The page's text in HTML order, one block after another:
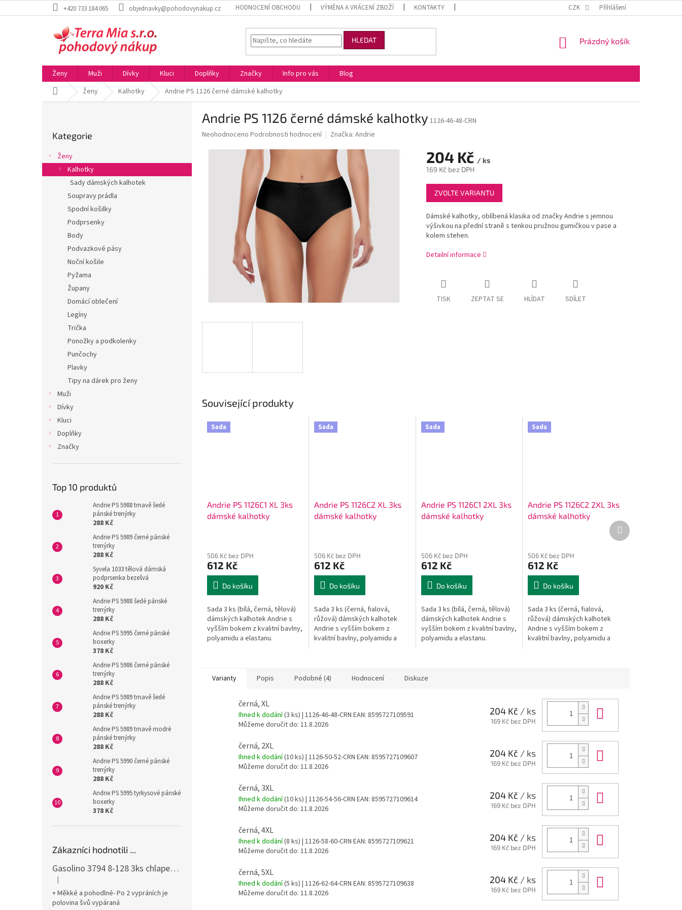
na
+420 733 184 065 objednavky@pohodovynakup.cz HODNOCENÍ OBCHODU VÝMĚNA A VRÁCENÍ ZBOŽÍ KONTAKTY OBCHODNÍ PODMÍNKY VELKOOBCHOD
CZK Přihlášení
HLEDAT
NÁKUPNÍ
Prázdný košík
Ženy Muži Dívky Kluci Doplňky Značky Info pro vás
Blog
Domů Ženy Kalhotky Andrie PS 1126 černé dámské kalhotky
a
n
kategorie
Kategorie
Ženy
Kalhotky
Sady dámských kalhotek
Soupravy prádla
Spodní košilky
Podprsenky
Body
Podvazkové pásy
Noční košile
Pyžama
Župany
Domácí oblečení
Legíny
Trička
Ponožky a podkolenky
Punčochy
Plavky
Tipy na dárek pro ženy
Muži
Dívky
Kluci
Doplňky
Značky
Top 10 produktů
Andrie PS 5988 tmavě šedé
pánské trenýrky
288 Kč
Andrie PS 5989 černé pánské
trenýrky
288 Kč
Syvela 1033 tělová dámská
podprsenka bezešvá
920 Kč
Andrie PS 5988 šedé pánské
trenýrky
288 Kč
Andrie PS 5995 černé pánské
boxerky
378 Kč
Andrie PS 5986 černé pánské
trenýrky
288 Kč
Andrie PS 5989 tmavě šedé
pánské trenýrky
288 Kč
Andrie PS 5989 tmavě modré
pánské trenýrky
288 Kč
Andrie PS 5990 černé pánské
trenýrky
288 Kč
Andrie PS 5995 tyrkysové pánské
boxerky
378 Kč
Zákazníci hodnotili ...
Gasolino 3794 8-128 3ks chlapecké boxerky
Hodnocení produktu je 3 z 5 hvězdiček.
|
+ Měkké a pohodlné- Po 2 vypráních je
polovina švů vypáraná
Andrie PS 1126 černé dámské kalhotky 1126-46-48-CRN
Průměrné
Neohodnoceno Podrobnosti hodnocení Značka: Andrie
204 Kč / ks
169 Kč bez DPH
Měrná
cena:
ZVOLTE VARIANTU
Dámské kalhotky, oblíbená klasika od značky Andrie s jemnou
výšivkou na přední straně s tenkou pružnou gumičkou v pase a
kolem stehen.
Detailní informace
TISK ZEPTAT SE HLÍDAT SDÍLET
Související produkty
Sada
Andrie PS 1126C1 XL 3ks
dámské kalhotky
506 Kč bez DPH
612 Kč
Do košíku
Sada 3 ks (bílá, černá, tělová)
dámských kalhotek Andrie s
vyšším bokem z kvalitní bavlny,
polyamidu a elastanu.
Sada
Andrie PS 1126C2 XL 3ks
dámské kalhotky
506 Kč bez DPH
612 Kč
Do košíku
Sada 3 ks (černá, fialová,
růžová) dámských kalhotek
Andrie s vyšším bokem z
kvalitní bavlny, polyamidu a
Sada
Andrie PS 1126C1 2XL 3ks
dámské kalhotky
506 Kč bez DPH
612 Kč
Do košíku
Sada 3 ks (bílá, černá, tělová)
dámských kalhotek Andrie s
vyšším bokem z kvalitní bavlny,
polyamidu a elastanu.
Sada
Andrie PS 1126C2 2XL 3ks
dámské kalhotky
506 Kč bez DPH
612 Kč
Do košíku
Sada 3 ks (černá, fialová,
růžová) dámských kalhotek
Andrie s vyšším bokem z
kvalitní bavlny, polyamidu a
Další
produkt
Varianty Popis Podobné (4) Hodnocení Diskuze
černá, XL
Ihned k dodání(3 ks) | 1126-46-48-CRN EAN: 8595727109591
Můžeme doručit do: 11.8.2026
204 Kč / ks
169 Kč bez DPH
černá, 2XL
Ihned k dodání(10 ks) | 1126-50-52-CRN EAN: 8595727109607
Můžeme doručit do: 11.8.2026
204 Kč / ks
169 Kč bez DPH
černá, 3XL
Ihned k dodání(10 ks) | 1126-54-56-CRN EAN: 8595727109614
Můžeme doručit do: 11.8.2026
204 Kč / ks
169 Kč bez DPH
černá, 4XL
Ihned k dodání(8 ks) | 1126-58-60-CRN EAN: 8595727109621
Můžeme doručit do: 11.8.2026
204 Kč / ks
169 Kč bez DPH
černá, 5XL
Ihned k dodání(5 ks) | 1126-62-64-CRN EAN: 8595727109638
Můžeme doručit do: 11.8.2026
204 Kč / ks
169 Kč bez DPH